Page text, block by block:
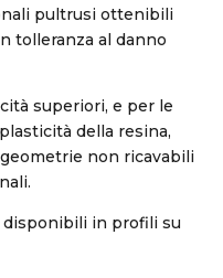
pultrusi ottenibili
tolleranza al danno
superiori, e per le
della resina,
non ricavabili
in profili su